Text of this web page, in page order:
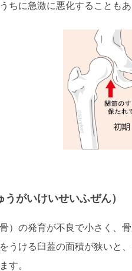
ちに急激に悪化することもあ
がいけいせいふぜん）
）の発育が不良で小さく、
うける臼蓋の面積が狭いと
す。